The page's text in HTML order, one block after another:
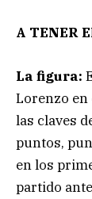
A TENER
La figura:
Lorenzo en
las claves
puntos,
en los
partido